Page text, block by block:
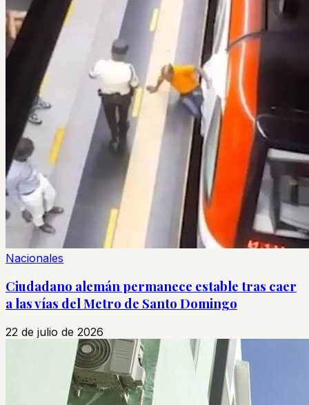
Nacionales
Ciudadano alemán permanece estable tras caer
a las vías del Metro de Santo Domingo
22 de julio de 2026